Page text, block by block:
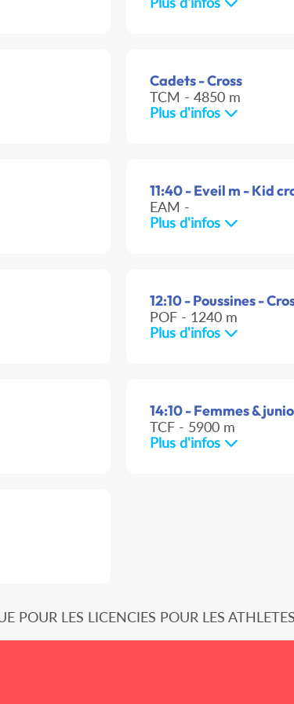
Cadets - Cross
TCM - 4850 m
Plus d'infos
11:40 - Eveil m - Kid
EAM -
Plus d'infos
12:10 - Poussines -
POF - 1240 m
Plus d'infos
14:10 - Femmes &
TCF - 5900 m
Plus d'infos
LES LICENCIES POUR LES